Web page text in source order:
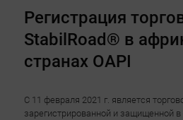
Регистрация
StabilRoad® в
странах OAPI
С 11 февраля 2021 г. является
зарегистрированной и защищенной